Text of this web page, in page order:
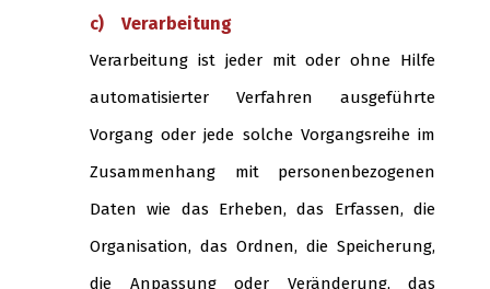
c) Verarbeitung
Verarbeitung ist jeder mit oder ohne Hilfe
automatisierter Verfahren ausgeführte
Vorgang oder jede solche Vorgangsreihe im
Zusammenhang mit personenbezogenen
Daten wie das Erheben, das Erfassen, die
Organisation, das Ordnen, die Speicherung,
die Anpassung oder Veränderung, das